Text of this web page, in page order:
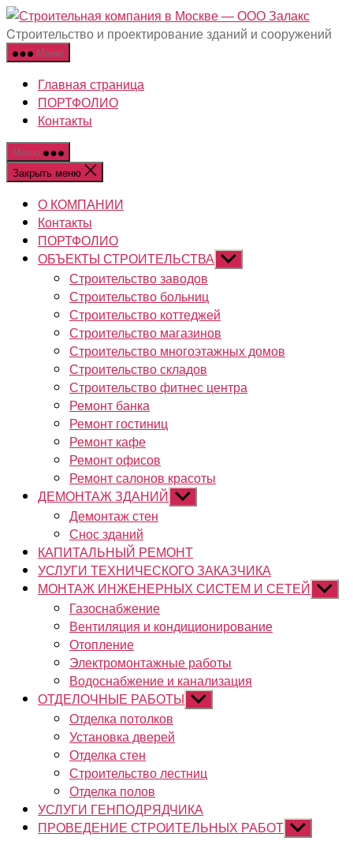
Перейти
к
содержимому
Cтроительство и проектирование зданий и сооружений
Меню
Главная страница
ПОРТФОЛИО
Контакты
Меню
Закрыть меню
О КОМПАНИИ
Контакты
ПОРТФОЛИО
ОБЪЕКТЫ СТРОИТЕЛЬСТВА Показывать
подменю
Строительство заводов
Строительство больниц
Строительство коттеджей
Строительство магазинов
Строительство многоэтажных домов
Строительство складов
Строительство фитнес центра
Ремонт банка
Ремонт гостиниц
Ремонт кафе
Ремонт офисов
Ремонт салонов красоты
ДЕМОНТАЖ ЗДАНИЙ Показывать
подменю
Демонтаж стен
Снос зданий
КАПИТАЛЬНЫЙ РЕМОНТ
УСЛУГИ ТЕХНИЧЕСКОГО ЗАКАЗЧИКА
МОНТАЖ ИНЖЕНЕРНЫХ СИСТЕМ И СЕТЕЙ
Газоснабжение
Вентиляция и кондиционирование
Отопление
Электромонтажные работы
Водоснабжение и канализация
ОТДЕЛОЧНЫЕ РАБОТЫ Показывать
подменю
Отделка потолков
Установка дверей
Отделка стен
Строительство лестниц
Отделка полов
УСЛУГИ ГЕНПОДРЯДЧИКА
ПРОВЕДЕНИЕ СТРОИТЕЛЬНЫХ РАБОТ Показывать